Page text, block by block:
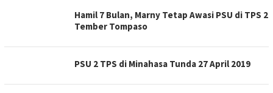
Hamil 7 Bulan, Marny Tetap Awasi PSU di TPS 2
Tember Tompaso
PSU 2 TPS di Minahasa Tunda 27 April 2019